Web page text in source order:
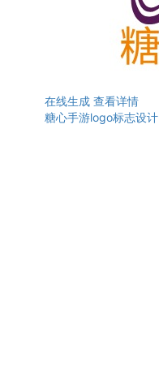
在线生成 查看详情
糖心手游logo标志设计